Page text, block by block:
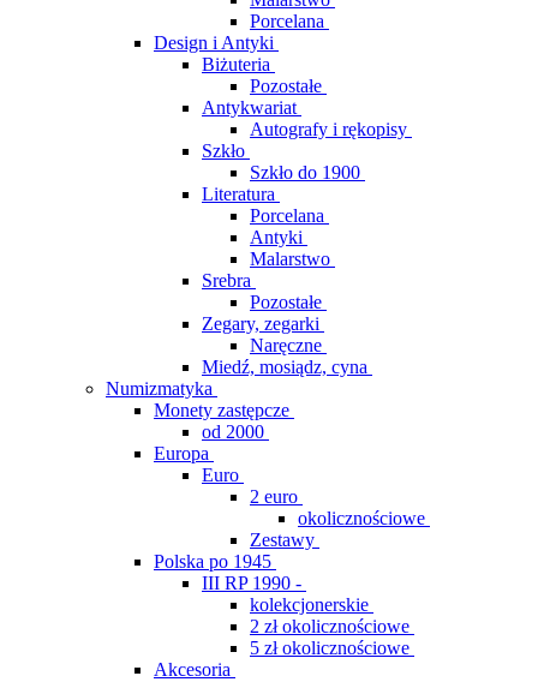
Porcelana
Design i Antyki
Biżuteria
Pozostałe
Antykwariat
Autografy i rękopisy
Szkło
Szkło do 1900
Literatura
Porcelana
Antyki
Malarstwo
Srebra
Pozostałe
Zegary, zegarki
Naręczne
Miedź, mosiądz, cyna
Numizmatyka
Monety zastępcze
od 2000
Europa
Euro
2 euro
okolicznościowe
Zestawy
Polska po 1945
III RP 1990 -
kolekcjonerskie
2 zł okolicznościowe
5 zł okolicznościowe
Akcesoria